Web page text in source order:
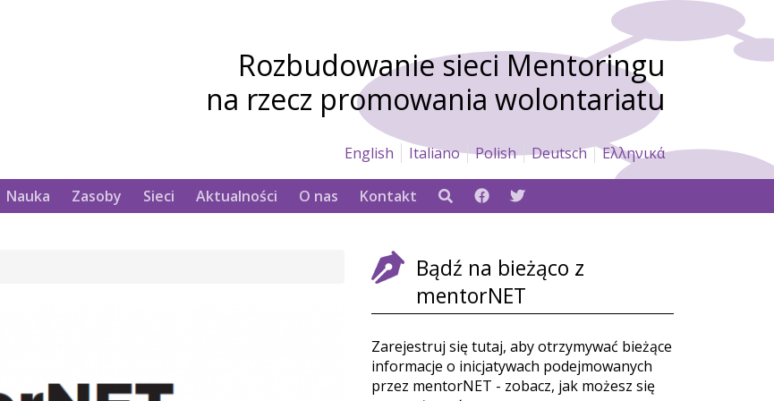
Rozbudowanie sieci Mentoringu
na rzecz promowania wolontariatu
English Italiano Polish Deutsch Ελληνικά
Nauka Zasoby Sieci Aktualności O nas Kontakt
Bądź na bieżąco z
mentorNET
Zarejestruj się tutaj, aby otrzymywać bieżące
informacje o inicjatywach podejmowanych
przez mentorNET - zobacz, jak możesz się